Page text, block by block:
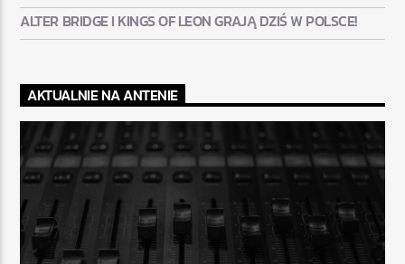
ALTER BRIDGE I KINGS OF LEON GRAJĄ DZIŚ W POLSCE!
AKTUALNIE NA ANTENIE